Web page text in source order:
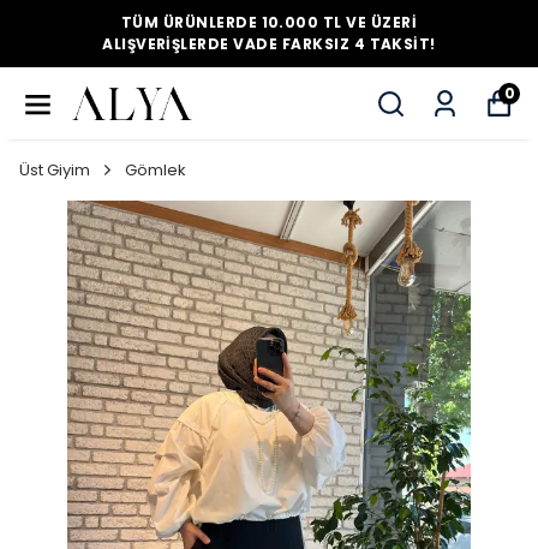
TÜM ÜRÜNLERDE 10.000 TL VE ÜZERI
ALIŞVERIŞLERDE VADE FARKSIZ 4 TAKSIT!
0
Üst Giyim Gömlek